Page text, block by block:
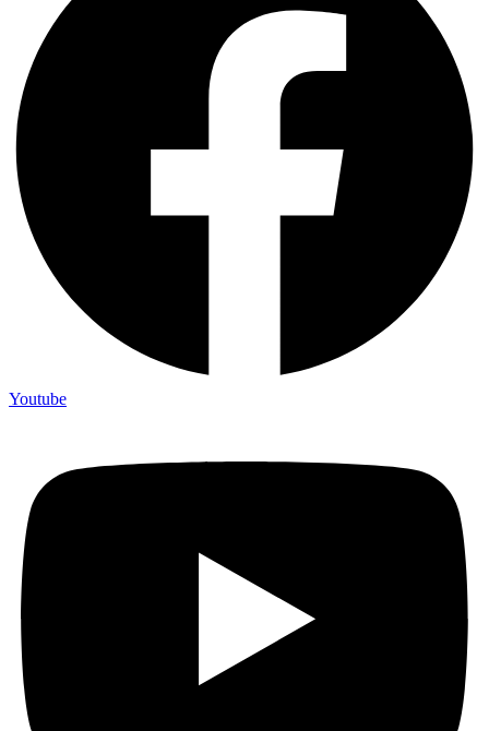
Youtube